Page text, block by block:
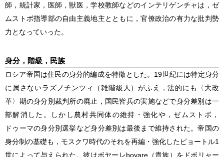
師，統計家，医師，獣医，学校教師などのインテリゲンチャは，ゼ
ムストボ指導部の自由主義地主とともに，官僚政治の有力な批判勢
力となっていった。
身分，階級，民族
ロシア帝国は住民の身分的編成を特徴とした。19世紀には特定身分
に属さないラズノチンツィ（雑階級人）がふえ，法的にも〈大改
革〉期の身分別裁判所の廃止，国民皆兵の実施などで身分差別は一
部解消した。しかし農村共同体の維持・強化や，ゼムストボ，
ドゥーマの身分別選挙など身分差別は最後まで維持された。帝国の
身分制の基礎も，モスクワ時代のそれを再編・強化したピョートル1
世によって与えられた。彼はボヤーレboyare（貴族）をドボリャー